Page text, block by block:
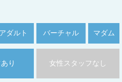
ダルト バーチャル マダム
り 女性スタッフなし